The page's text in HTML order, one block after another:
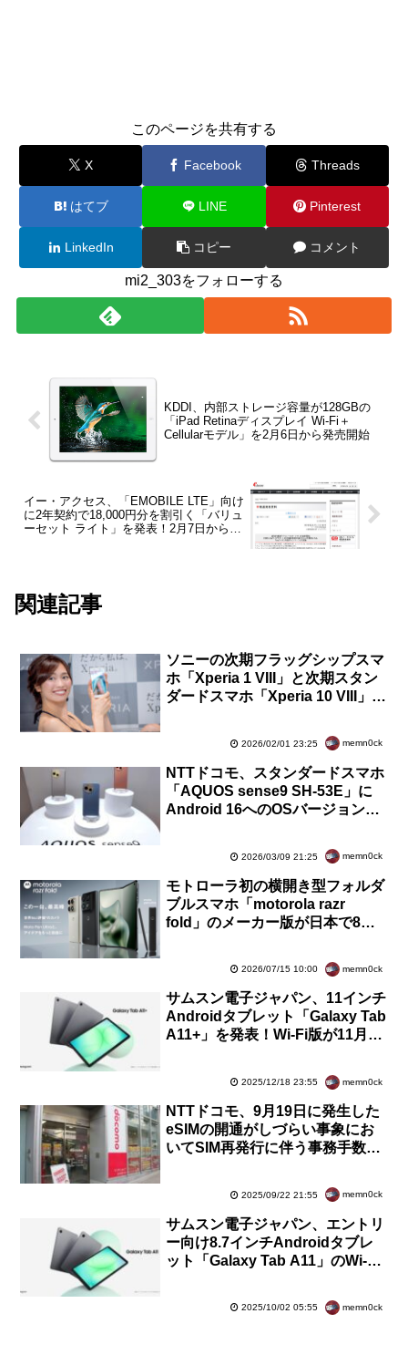
このページを共有する
X Facebook Threads
はてブ LINE Pinterest
LinkedIn コピー コメント
mi2_303をフォローする
KDDI、内部ストレージ容量が128GBの
「iPad Retinaディスプレイ Wi-Fi＋
Cellularモデル」を2月6日から発売開始
イー・アクセス、「EMOBILE LTE」向け
に2年契約で18,000円分を割引く「バリュ
ーセット ライト」を発表！2月7日から提
関連記事
ソニーの次期フラッグシップスマ
ホ「Xperia 1 VIII」と次期スタン
ダードスマホ「Xperia 10 VIII」
2026/02/01 23:25 memn0ck
NTTドコモ、スタンダードスマホ
「AQUOS sense9 SH-53E」に
Android 16へのOSバージョンア
2026/03/09 21:25 memn0ck
モトローラ初の横開き型フォルダ
ブルスマホ「motorola razr
fold」のメーカー版が日本で8月4
2026/07/15 10:00 memn0ck
サムスン電子ジャパン、11インチ
Androidタブレット「Galaxy Tab
A11+」を発表！Wi-Fi版が11月28
2025/12/18 23:55 memn0ck
NTTドコモ、9月19日に発生した
eSIMの開通がしづらい事象にお
いてSIM再発行に伴う事務手数料
2025/09/22 21:55 memn0ck
サムスン電子ジャパン、エントリ
ー向け8.7インチAndroidタブレ
ット「Galaxy Tab A11」のWi-Fi
2025/10/02 05:55 memn0ck